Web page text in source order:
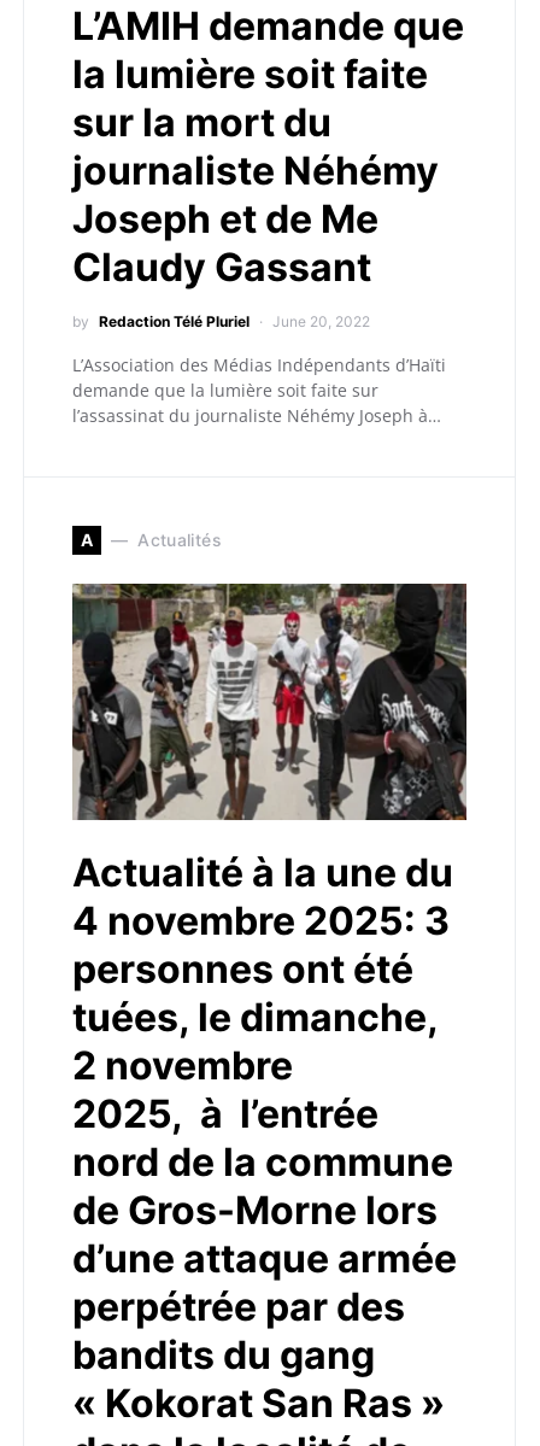
L’AMIH demande que
la lumière soit faite
sur la mort du
journaliste Néhémy
Joseph et de Me
Claudy Gassant
by Redaction Télé Pluriel June 20, 2022
L’Association des Médias Indépendants d’Haïti
demande que la lumière soit faite sur
l’assassinat du journaliste Néhémy Joseph à…
A Actualités
Actualité à la une du
4 novembre 2025: 3
personnes ont été
tuées, le dimanche,
2 novembre
2025, à l’entrée
nord de la commune
de Gros-Morne lors
d’une attaque armée
perpétrée par des
bandits du gang
« Kokorat San Ras »